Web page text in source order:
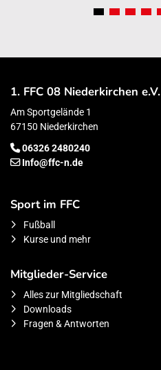
1. FFC 08 Niederkirchen e.V.
Am Sportgelände 1
67150 Niederkirchen
06326 2480240
Info@ffc-n.de
Sport im FFC
Fußball
Kurse und mehr
Mitglieder-Service
Alles zur Mitgliedschaft
Downloads
Fragen & Antworten